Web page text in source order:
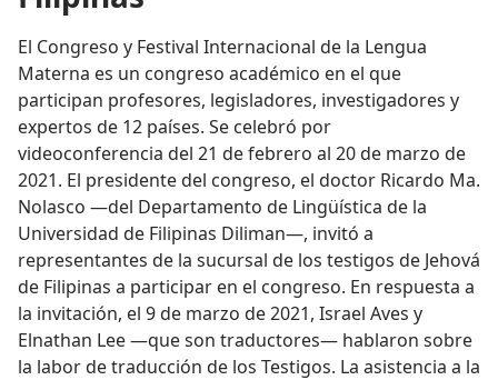
El Congreso y Festival Internacional de la Lengua
Materna es un congreso académico en el que
participan profesores, legisladores, investigadores y
expertos de 12 países. Se celebró por
videoconferencia del 21 de febrero al 20 de marzo de
2021. El presidente del congreso, el doctor Ricardo Ma.
Nolasco —del Departamento de Lingüística de la
Universidad de Filipinas Diliman—, invitó a
representantes de la sucursal de los testigos de Jehová
de Filipinas a participar en el congreso. En respuesta a
la invitación, el 9 de marzo de 2021, Israel Aves y
Elnathan Lee —que son traductores— hablaron sobre
la labor de traducción de los Testigos. La asistencia a la